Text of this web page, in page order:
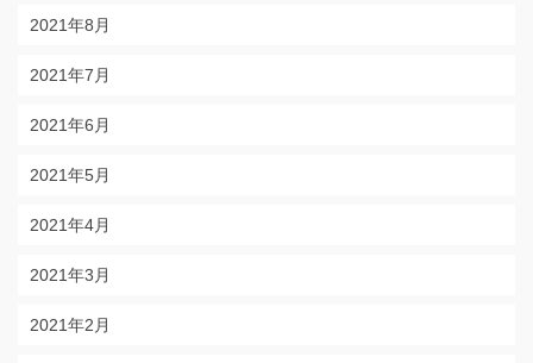
2021年8月
2021年7月
2021年6月
2021年5月
2021年4月
2021年3月
2021年2月